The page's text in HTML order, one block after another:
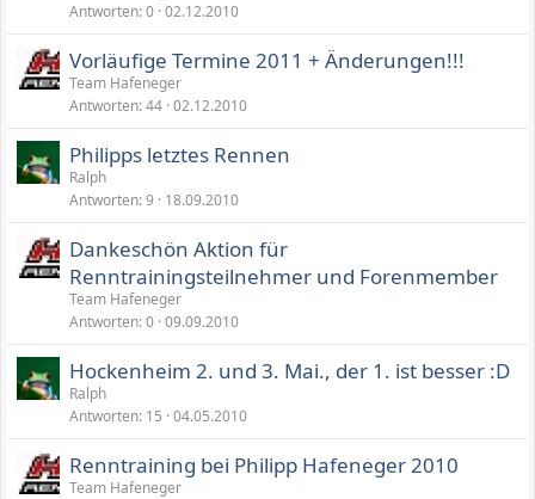
Antworten 0 02.12.2010
Vorläufige Termine 2011 + Änderungen!!!
Team Hafeneger
Antworten 44 02.12.2010
Philipps letztes Rennen
Ralph
Antworten 9 18.09.2010
Dankeschön Aktion für
Renntrainingsteilnehmer und Forenmember
Team Hafeneger
Antworten 0 09.09.2010
Hockenheim 2. und 3. Mai., der 1. ist besser :D
Ralph
Antworten 15 04.05.2010
Renntraining bei Philipp Hafeneger 2010
Team Hafeneger